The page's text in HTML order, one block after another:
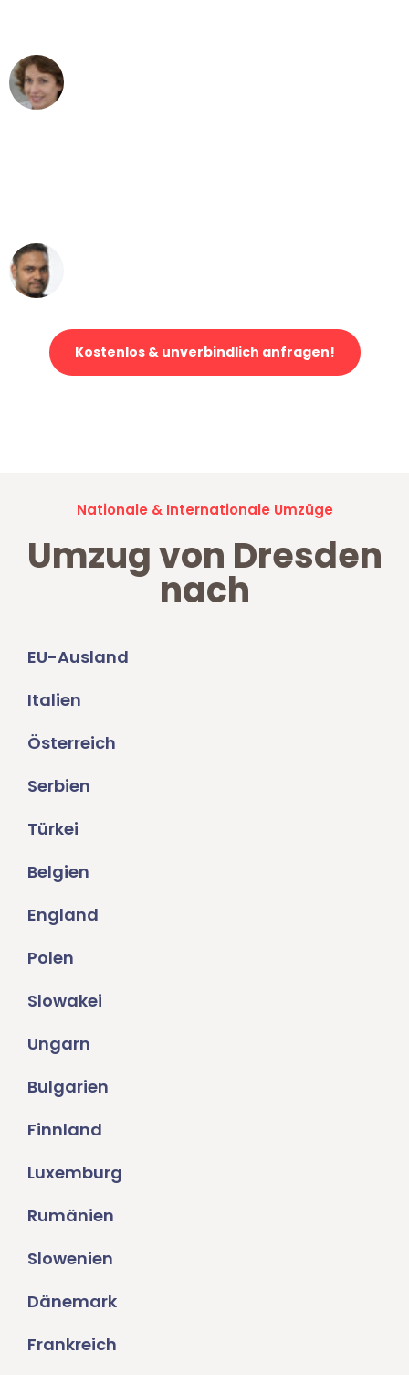
Kostenlos & unverbindlich anfragen!
Nationale & Internationale Umzüge
Umzug von Dresden
nach
EU-Ausland
Italien
Österreich
Serbien
Türkei
Belgien
England
Polen
Slowakei
Ungarn
Bulgarien
Finnland
Luxemburg
Rumänien
Slowenien
Dänemark
Frankreich